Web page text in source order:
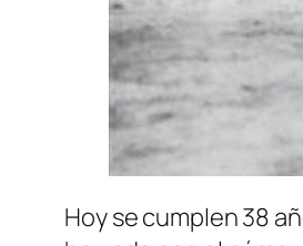
Hoy se cumplen 38